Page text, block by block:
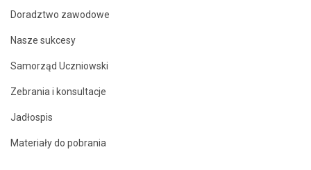
Doradztwo zawodowe
Nasze sukcesy
Samorząd Uczniowski
Zebrania i konsultacje
Jadłospis
Materiały do pobrania